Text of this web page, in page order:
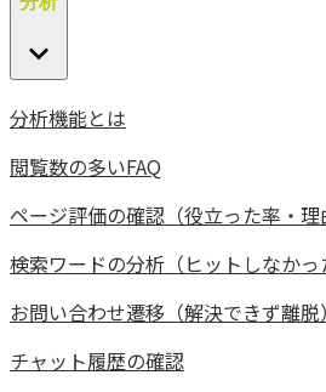
分析機能とは
閲覧数の多いFAQ
ページ評価の確認（役立った率・理
検索ワードの分析（ヒットしなかっ
お問い合わせ遷移（解決できず離脱）
チャット履歴の確認